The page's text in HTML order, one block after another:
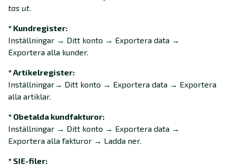
tas ut.
* Kundregister:
Inställningar → Ditt konto → Exportera data →
Exportera alla kunder.
* Artikelregister:
Inställningar→ Ditt konto → Exportera data → Exportera
alla artiklar.
* Obetalda kundfakturor:
Inställningar → Ditt konto → Exportera data →
Exportera alla fakturor → Ladda ner.
* SIE-filer: